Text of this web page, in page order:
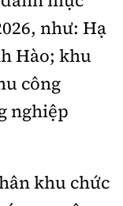
như: Hạ
Hào; khu
công
nghiệp
khu chức